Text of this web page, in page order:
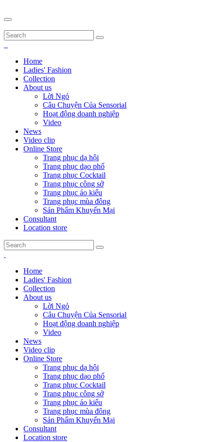
Home
Ladies' Fashion
Collection
About us
Lời Ngỏ
Câu Chuyện Của Sensorial
Hoạt động doanh nghiệp
Video
News
Video clip
Online Store
Trang phục dạ hội
Trang phục dạo phố
Trang phục Cocktail
Trang phục công sở
Trang phục áo kiểu
Trang phục mùa đông
Sản Phẩm Khuyến Mại
Consultant
Location store
Home
Ladies' Fashion
Collection
About us
Lời Ngỏ
Câu Chuyện Của Sensorial
Hoạt động doanh nghiệp
Video
News
Video clip
Online Store
Trang phục dạ hội
Trang phục dạo phố
Trang phục Cocktail
Trang phục công sở
Trang phục áo kiểu
Trang phục mùa đông
Sản Phẩm Khuyến Mại
Consultant
Location store